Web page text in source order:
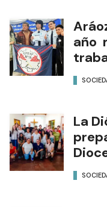
año
La